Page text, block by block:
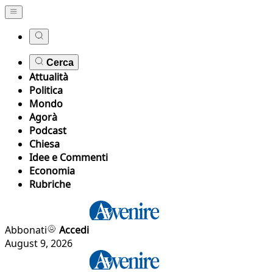
Cerca
Attualità
Politica
Mondo
Agorà
Podcast
Chiesa
Idee e Commenti
Economia
Rubriche
Abbonati
Accedi
August 9, 2026